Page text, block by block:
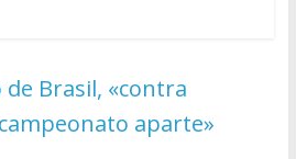
de Brasil, «contra
aparte»